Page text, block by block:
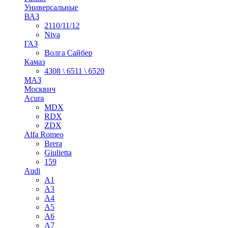
Универсальные
ВАЗ
2110/11/12
Niva
ГАЗ
Волга Сайбер
Камаз
4308 \ 6511 \ 6520
МАЗ
Москвич
Acura
MDX
RDX
ZDX
Alfa Romeo
Brera
Giulietta
159
Audi
A1
A3
A4
A5
A6
A7